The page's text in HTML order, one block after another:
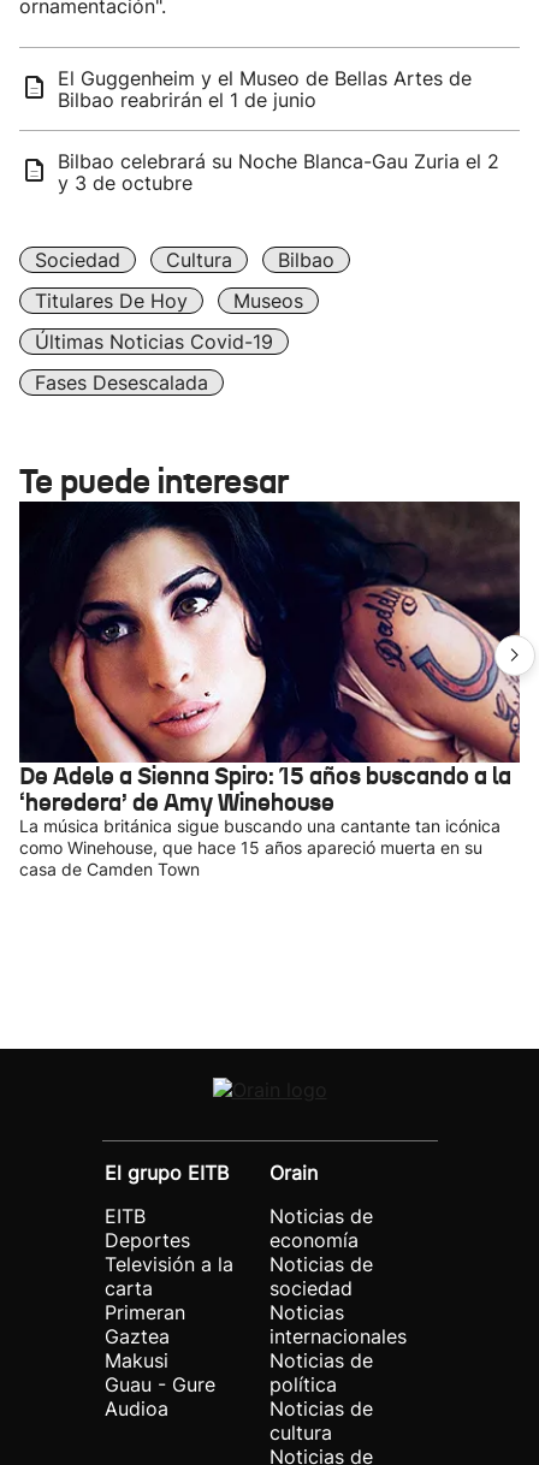
ornamentación".
El Guggenheim y el Museo de Bellas Artes de
Bilbao reabrirán el 1 de junio
Bilbao celebrará su Noche Blanca-Gau Zuria el 2
y 3 de octubre
Sociedad Cultura
Bilbao
Titulares De Hoy
Museos
Últimas Noticias Covid-19
Fases Desescalada
Te puede interesar
De Adele a Sienna Spiro: 15 años buscando a la
‘heredera’ de Amy Winehouse
La música británica sigue buscando una cantante tan icónica
como Winehouse, que hace 15 años apareció muerta en su
casa de Camden Town
El grupo EITB
EITB
Deportes
Televisión a la
carta
Primeran
Gaztea
Makusi
Guau - Gure
Audioa
Orain
Noticias de
economía
Noticias de
sociedad
Noticias
internacionales
Noticias de
política
Noticias de
cultura
Noticias de